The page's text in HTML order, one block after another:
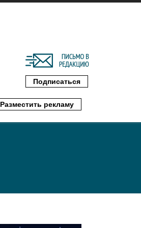
Подписаться
Разместить рекламу